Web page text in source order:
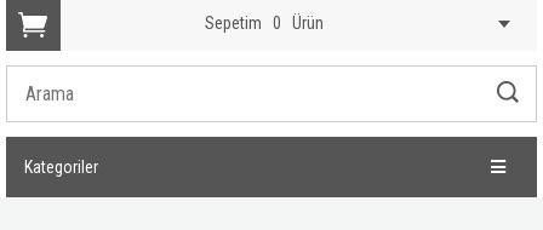
Sepetim 0 Ürün
Kategoriler